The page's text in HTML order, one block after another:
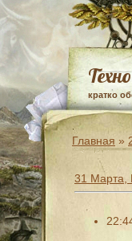
кратко
Главная »
31 Марта,